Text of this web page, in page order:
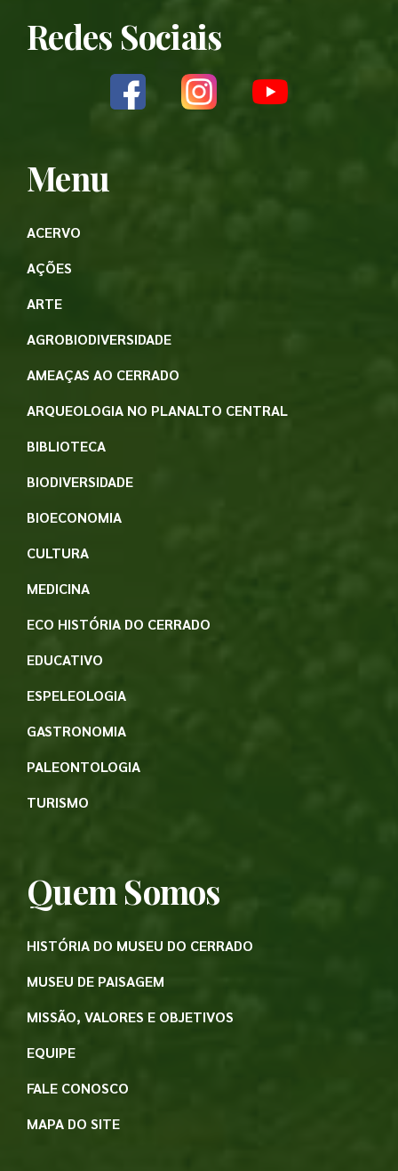
Redes Sociais
Menu
ACERVO
AÇÕES
ARTE
AGROBIODIVERSIDADE
AMEAÇAS AO CERRADO
ARQUEOLOGIA NO PLANALTO CENTRAL
BIBLIOTECA
BIODIVERSIDADE
BIOECONOMIA
CULTURA
MEDICINA
ECO HISTÓRIA DO CERRADO
EDUCATIVO
ESPELEOLOGIA
GASTRONOMIA
PALEONTOLOGIA
TURISMO
Quem Somos
HISTÓRIA DO MUSEU DO CERRADO
MUSEU DE PAISAGEM
MISSÃO, VALORES E OBJETIVOS
EQUIPE
FALE CONOSCO
MAPA DO SITE